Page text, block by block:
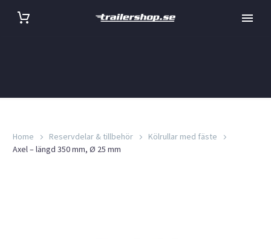
Home Reservdelar & tillbehör
Kölrullar med fäste
Axel – längd 350 mm, Ø 25 mm